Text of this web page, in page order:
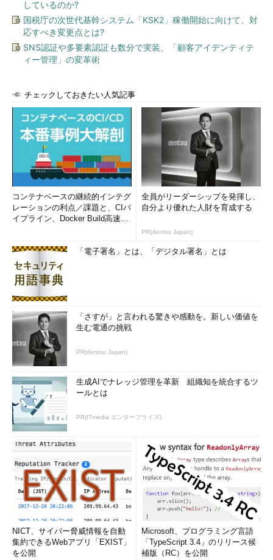
しているのか?
国税庁の次世代基幹システム「KSK2」稼働開始に向けて、対
応すべき変更点とは?
SNS認証や多要素認証も数分で実装、「顧客アイデンティテ
ィー管理」の変革術
チェックしておきたい人気記事
コンテナベースの継続的インテグ
レーションの利点／課題と、CIパ
イプライン、Docker Build高速化
全員がリーダーシップを発揮し、
自分より優れた人財を育成する
PR(dentsu Japan)
「電子署名」とは、「デジタル署名」とは
「さすが」と言われる驚きや感動を。新しい価値を
生む電通の挑戦
PR(dentsu Japan)
生成AIでナレッジ管理を革新 組織知を統合するツ
ールとは
PR(ITmedia エンタープライズ)
NICT、サイバー脅威情報を自動
集約できるWebアプリ「EXIST」
を公開
Microsoft、プログラミング言語
「TypeScript 3.4」のリリース候
補版（RC）を公開